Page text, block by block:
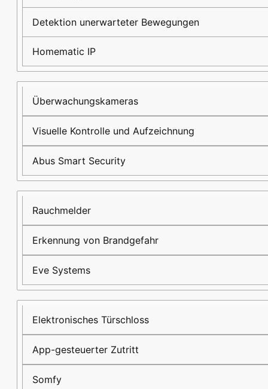
Detektion unerwarteter Bewegungen
Homematic IP
Überwachungskameras
Visuelle Kontrolle und Aufzeichnung
Abus Smart Security
Rauchmelder
Erkennung von Brandgefahr
Eve Systems
Elektronisches Türschloss
App-gesteuerter Zutritt
Somfy